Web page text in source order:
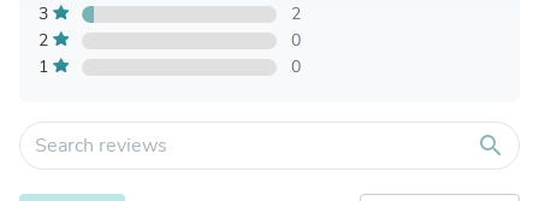
3
2
2
0
1
0
search